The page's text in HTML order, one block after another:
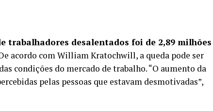
trabalhadores desalentados foi de 2,89 milhões
acordo com William Kratochwill, a queda pode ser
condições do mercado de trabalho. “O aumento da
pelas pessoas que estavam desmotivadas”,